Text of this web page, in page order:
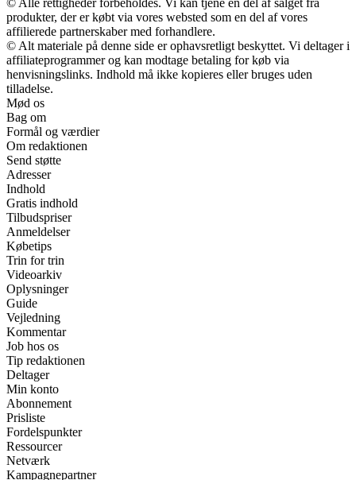
produkter, der er købt via vores websted som en del af vores
affilierede partnerskaber med forhandlere.
© Alt materiale på denne side er ophavsretligt beskyttet. Vi deltager i
affiliateprogrammer og kan modtage betaling for køb via
henvisningslinks. Indhold må ikke kopieres eller bruges uden
tilladelse.
Mød os
Bag om
Formål og værdier
Om redaktionen
Send støtte
Adresser
Indhold
Gratis indhold
Tilbudspriser
Anmeldelser
Købetips
Trin for trin
Videoarkiv
Oplysninger
Guide
Vejledning
Kommentar
Job hos os
Tip redaktionen
Deltager
Min konto
Abonnement
Prisliste
Fordelspunkter
Ressourcer
Netværk
Kampagnepartner